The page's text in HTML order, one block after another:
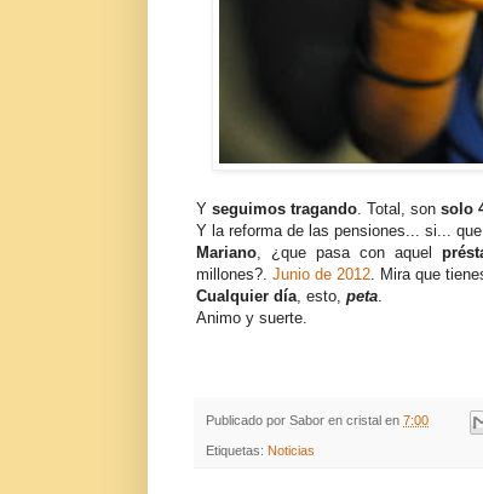
Y seguimos tragando. Total, son solo
Y la reforma de las pensiones... si...
Mariano, ¿que pasa con aquel
millones?. Junio de 2012. Mira que
Cualquier día, esto, peta.
Animo y suerte.
Publicado por Sabor en cristal en 7:00
Etiquetas: Noticias